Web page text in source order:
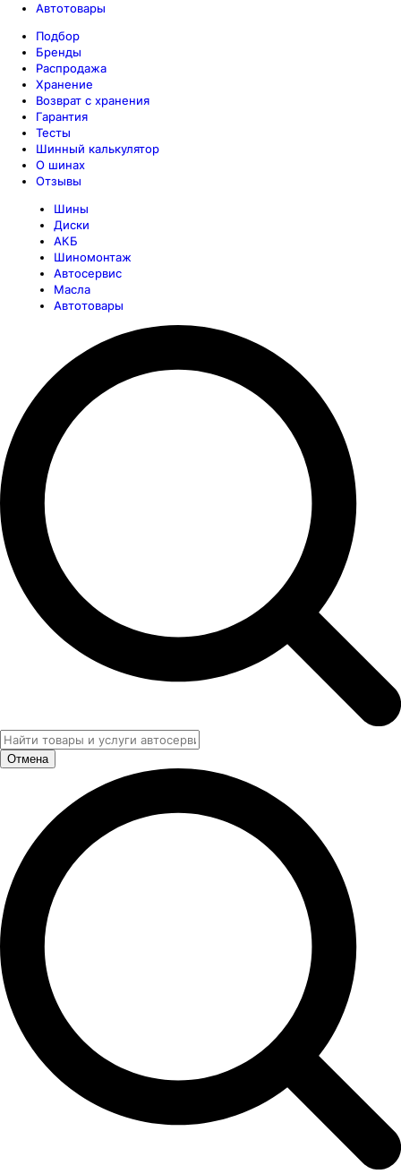
Автотовары
Подбор
Бренды
Распродажа
Хранение
Возврат с хранения
Гарантия
Тесты
Шинный калькулятор
О шинах
Отзывы
Шины
Диски
АКБ
Шиномонтаж
Автосервис
Масла
Автотовары
Отмена